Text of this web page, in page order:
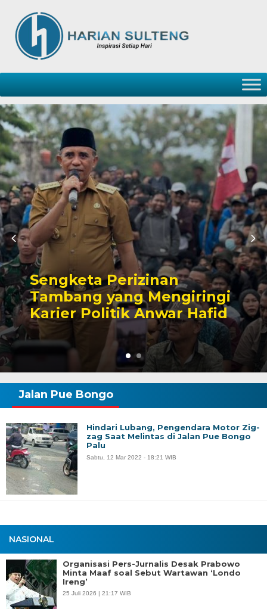
Sengketa Perizinan
Tambang yang Mengiringi
Karier Politik Anwar Hafid
NASIONAL
Organisasi Pers-Jurnalis Desak Prabowo
Minta Maaf soal Sebut Wartawan ‘Londo
Ireng’
25 Juli 2026 | 21:17 WIB
Jalan Pue Bongo
Hindari Lubang, Pengendara Motor Zig-
zag Saat Melintas di Jalan Pue Bongo
Palu
Sabtu, 12 Mar 2022 - 18:21 WIB